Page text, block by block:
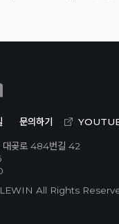
문의하기
대곶로 484번길 42
All Rights